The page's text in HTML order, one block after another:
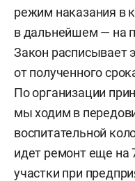
режим наказания в
в дальнейшем — на
Закон расписывает
от полученного
По организации
мы ходим в
воспитательной
идет ремонт еще на
участки при